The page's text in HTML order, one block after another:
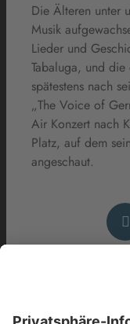
Die Älteren unter
Musik
Lieder und
Tabaluga, und
spätestens nach
„The Voice of
Air Konzert nach
Platz, auf dem
angeschaut.
Das könnte